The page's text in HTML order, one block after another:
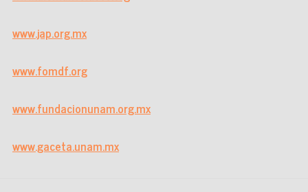
www.jap.org.mx
www.fomdf.org
www.fundacionunam.org.mx
www.gaceta.unam.mx